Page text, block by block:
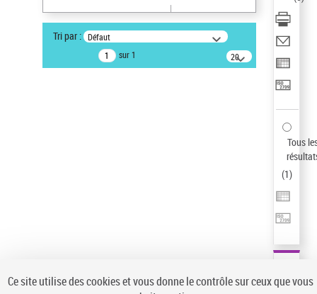
Auteur d’œuvre
Paco de Lucía (1947-2014)
Sauvegarder votre recherche
Tri par : Défaut
sur 1
20
résultats/page
Tous
(1)
Ce site utilise des cookies et vous donne le contrôle sur ceux que vous